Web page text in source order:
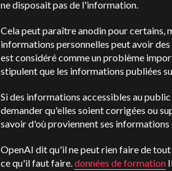
ne disposait pas de l'information.
Cela peut paraître anodin pour certains,
informations personnelles peut avoir
est considéré comme un problème
stipulent que les informations publiées
Si des informations accessibles au
demander qu'elles soient corrigées ou
savoir d'où proviennent ses
OpenAI dit qu'il ne peut rien faire de tout
ce qu'il faut faire.données de formation